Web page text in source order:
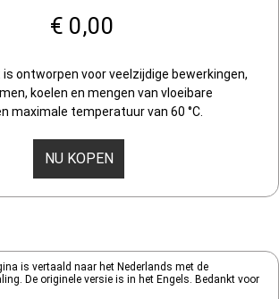
€ 0,00
ontworpen voor veelzijdige bewerkingen,
koelen en mengen van vloeibare
maximale temperatuur van 60 °C.
NU KOPEN
is vertaald naar het Nederlands met de
De originele versie is in het Engels. Bedankt voor